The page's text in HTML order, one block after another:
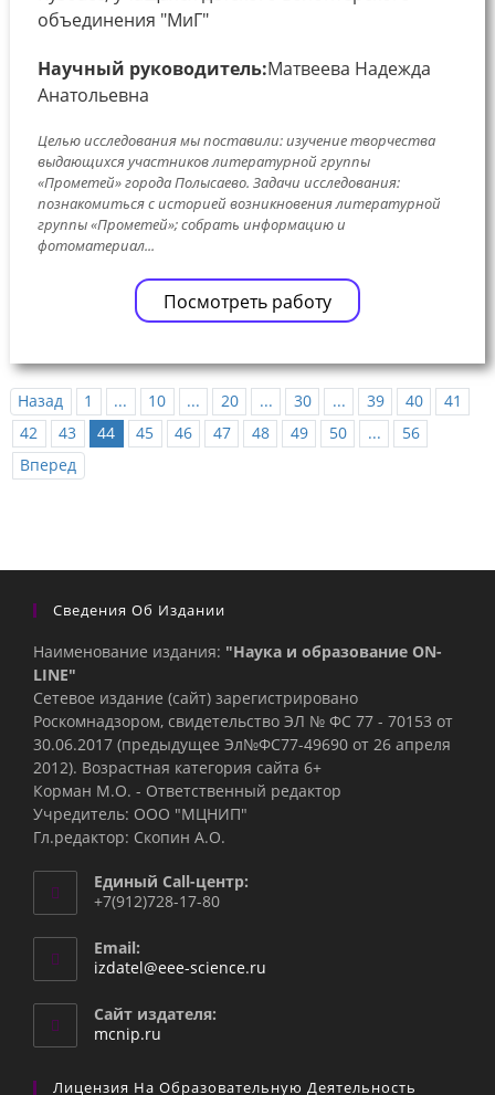
объединения "МиГ"
Научный руководитель:Матвеева Надежда
Анатольевна
Целью исследования мы поставили: изучение творчества
выдающихся участников литературной группы
«Прометей» города Полысаево. Задачи исследования:
познакомиться с историей возникновения литературной
группы «Прометей»; собрать информацию и
фотоматериал...
Посмотреть работу
Назад 1 ... 10 ... 20 ... 30 ... 39 40
41
42
43 44 45 46 47 48 49 50 ...
56
Вперед
Сведения Об Издании
Наименование издания: "Наука и образование ON-
LINE"
Сетевое издание (сайт) зарегистрировано
Роскомнадзором, свидетельство ЭЛ № ФС 77 - 70153 от
30.06.2017 (предыдущее Эл№ФC77-49690 от 26 апреля
2012). Возрастная категория сайта 6+
Корман М.О. - Ответственный редактор
Учредитель: ООО "МЦНИП"
Гл.редактор: Скопин А.О.
Единый Call-центр:
+7(912)728-17-80
Email:
izdatel@eee-science.ru
Сайт издателя:
mcnip.ru
Лицензия На Образовательную Деятельность